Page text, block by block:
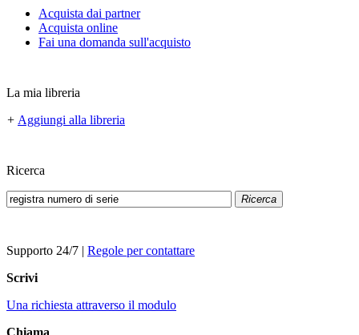
Acquista dai partner
Acquista online
Fai una domanda sull'acquisto
La mia libreria
+ Aggiungi alla libreria
Ricerca
Ricerca
Supporto 24/7 | Regole per contattare
Scrivi
Una richiesta attraverso il modulo
Chiama